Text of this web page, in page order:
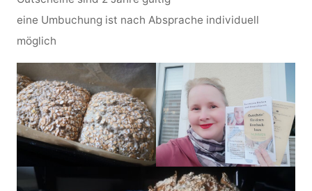
eine Umbuchung ist nach Absprache individuell
möglich